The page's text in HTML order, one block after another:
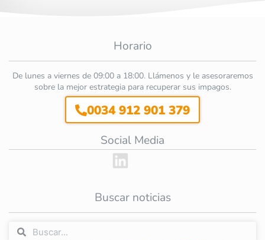
Horario
De lunes a viernes de 09:00 a 18:00. Llámenos y le asesoraremos
sobre la mejor estrategia para recuperar sus impagos.
0034 912 901 379
Social Media
Buscar noticias